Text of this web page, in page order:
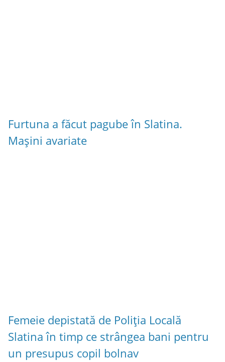
Furtuna a făcut pagube în Slatina.
Mașini avariate
Femeie depistată de Poliția Locală
Slatina în timp ce strângea bani pentru
un presupus copil bolnav